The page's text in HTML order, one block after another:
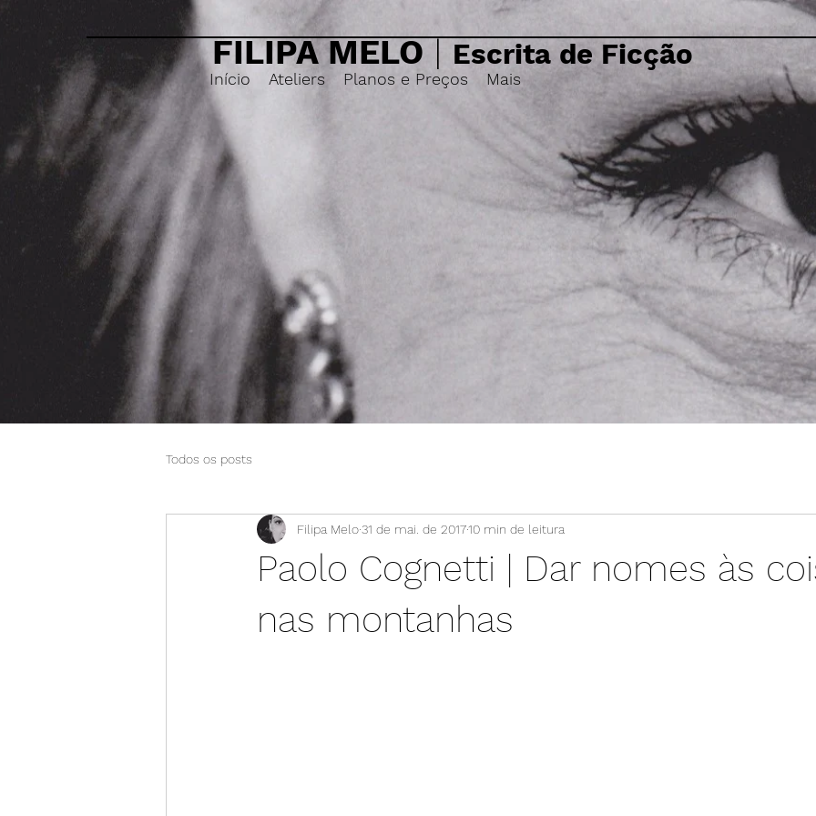
FILIPA MELO | Escrita de Ficção
Início Ateliers Planos e Preços Mais
Todos os posts
Paolo Cognetti | Dar nomes às
nas montanhas
Filipa Melo31 de mai. de 201710 min de leitura